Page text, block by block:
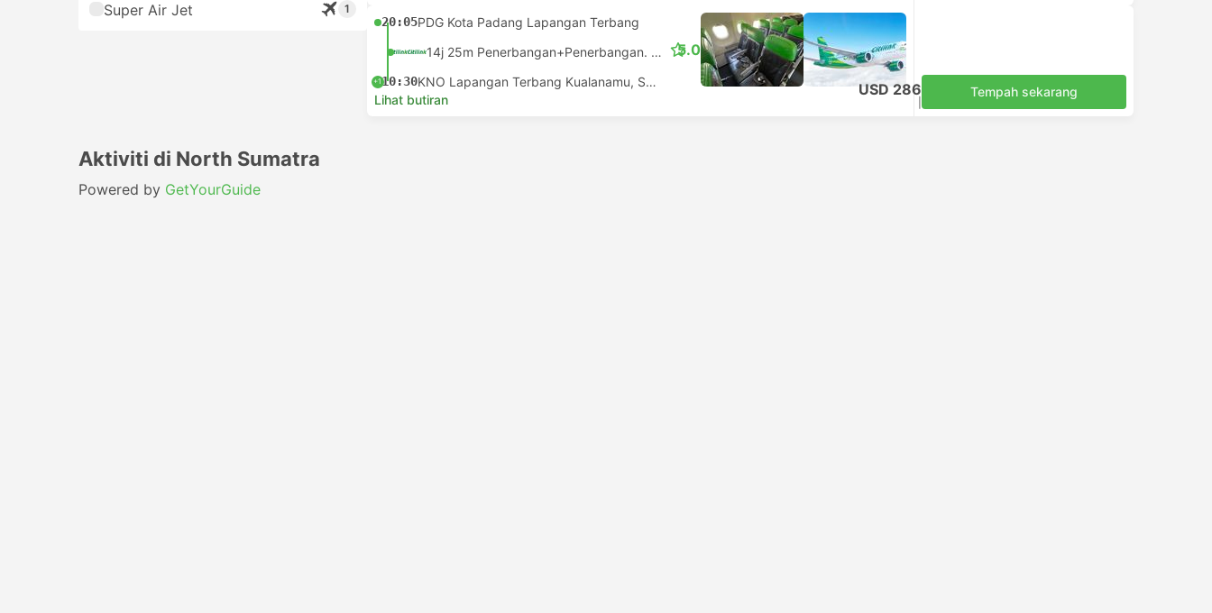
Super Air Jet 1
20:05PDG Kota Padang Lapangan Terbang
14j 25m Penerbangan+Penerbangan.
Sambungan tidak dijamin
+110:30 KNO Lapangan Terbang Kualanamu, Sumatera Utara
5.0
Lihat butiran
USD 286 Tempah sekarang
Aktiviti di North Sumatra
Powered by GetYourGuide